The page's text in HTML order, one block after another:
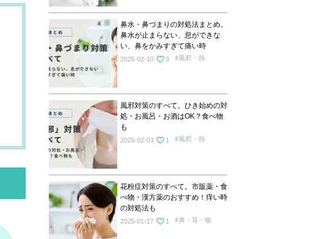
鼻水・鼻づまりの対処法まとめ。
鼻水が止まらない、息ができな
い、鼻をかみすぎて痛い時
2025-02-10 3 風邪・熱
風邪対策のすべて。ひき始めの対
処・お風呂・お酒はOK？食べ物
も
2025-02-03 1 風邪・熱
花粉症対策のすべて。市販薬・食
べ物・漢方薬のおすすめ！痒い時
の対処法も
2025-01-17 1 鼻・耳・喉